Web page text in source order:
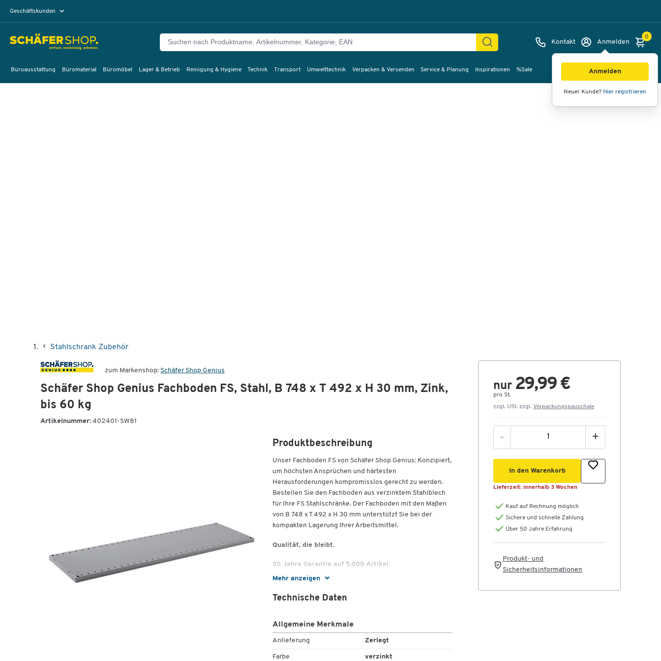
Geschäftskunden
Kontakt Anmelden
Anmelden
Neuer Kunde? Hier registrieren
0
Büroausstattung Büromaterial Büromöbel Lager & Betrieb Reinigung & Hygiene Technik Transport Umwelttechnik Verpacken & Versenden Service & Planung Inspirationen %Sale
Stahlschrank Zubehör
zum Markenshop: Schäfer Shop Genius
Schäfer Shop Genius Fachboden FS, Stahl, B 748 x T 492 x H 30 mm, Zink,
bis 60 kg
Artikelnummer: 402401-SW81
Mehr anzeigen
Produktbeschreibung
Unser Fachboden FS von Schäfer Shop Genius: Konzipiert,
um höchsten Ansprüchen und härtesten
Herausforderungen kompromisslos gerecht zu werden.
Bestellen Sie den Fachboden aus verzinktem Stahlblech
für Ihre FS Stahlschränke. Der Fachboden mit den Maßen
von B 748 x T 492 x H 30 mm unterstützt Sie bei der
kompakten Lagerung Ihrer Arbeitsmittel.
Qualität, die bleibt.
30 Jahre Garantie auf 5.000 Artikel
Sie wollen bei Ihrer Arbeitsplatzausstattung an die
Zukunft denken und längerfristig planen?
verschiedenster Produkte, sondern überzeugt vor allem
auch mit ihrer 100%igen Schäfer Shop-Qualität.
Eine Qualität, die bleibt - das versprechen wir Ihnen.
Technische Daten
Allgemeine Merkmale
Anlieferung Zerlegt
Farbe verzinkt
nur 29,99 €
pro St.
zzgl. USt. zzgl. Verpackungspauschale
- +
In den Warenkorb
Lieferzeit: innerhalb 3 Wochen
Kauf auf Rechnung möglich
Sichere und schnelle Zahlung
Über 50 Jahre Erfahrung
Produkt- und
Sicherheitsinformationen
Bilder Videos 360°-Ansicht